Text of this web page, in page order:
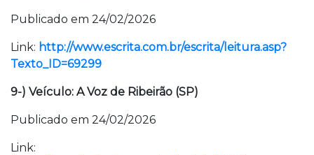
Publicado em 24/02/2026
Link: http://www.escrita.com.br/escrita/leitura.asp?
Texto_ID=69299
9-) Veículo: A Voz de Ribeirão (SP)
Publicado em 24/02/2026
Link: